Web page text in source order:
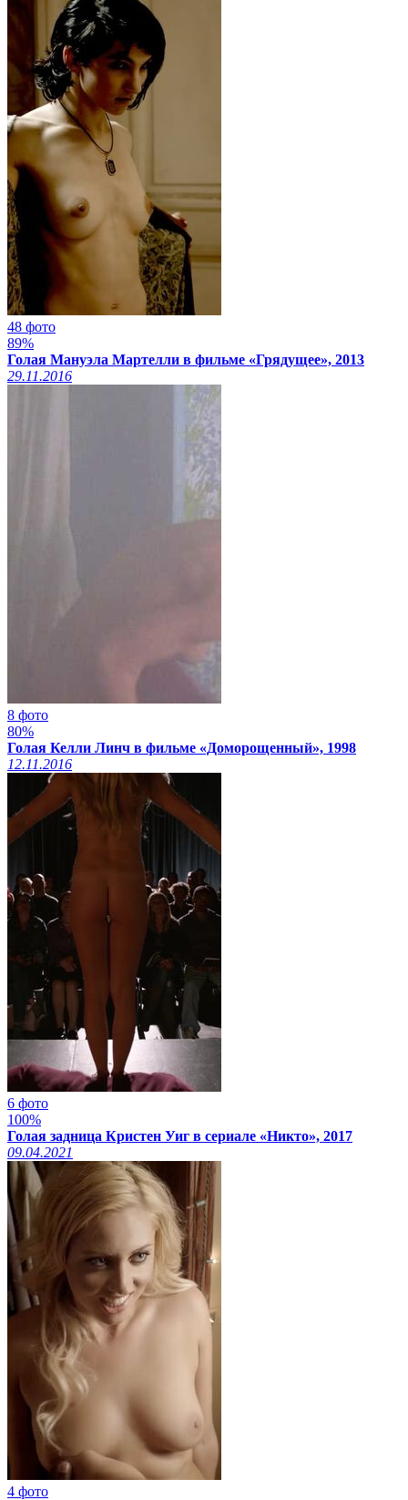
48 фото
89%
Голая Мануэла Мартелли в фильме «Грядущее», 2013
29.11.2016
8 фото
80%
Голая Келли Линч в фильме «Доморощенный», 1998
12.11.2016
6 фото
100%
Голая задница Кристен Уиг в сериале «Никто», 2017
09.04.2021
4 фото